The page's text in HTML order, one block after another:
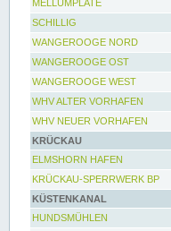
MELLUMPLATE
SCHILLIG
WANGEROOGE NORD
WANGEROOGE OST
WANGEROOGE WEST
WHV ALTER VORHAFEN
WHV NEUER VORHAFEN
KRÜCKAU
ELMSHORN HAFEN
KRÜCKAU-SPERRWERK BP
KÜSTENKANAL
HUNDSMÜHLEN